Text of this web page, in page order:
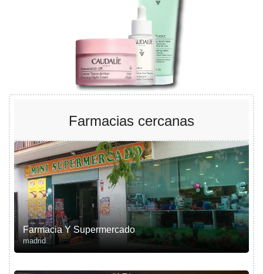
Farmacias cercanas
Farmacia Y Supermercado
madrid